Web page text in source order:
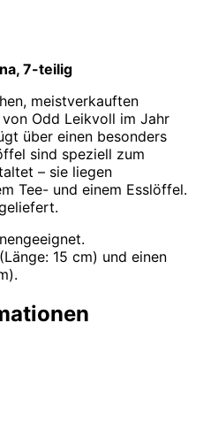
7-teilig
meistverkauften
Odd Leikvoll im Jahr
über einen besonders
sind speziell zum
– sie liegen
Tee- und einem Esslöffel.
15 cm) und einen